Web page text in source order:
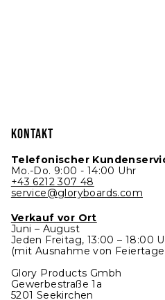
KONTAKT
Telefonischer
Mo.-Do. 9:00 - 14:00 Uhr
+43 6212 307 48
service@gloryboards.com
Verkauf vor Ort
Juni – August
Jeden Freitag, 13:00 – 18:00
(mit Ausnahme von
Glory Products Gmbh
Gewerbestraße 1a
5201 Seekirchen